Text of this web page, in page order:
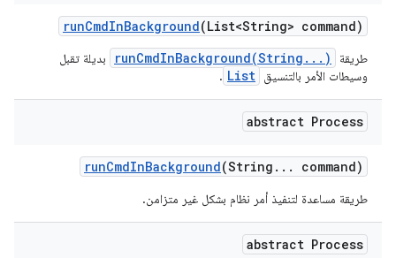
runCmdInBackground(List<String> command)
طريقة runCmdInBackground(String...)
بديلة تقبل
وسيطات الأمر بالتنسيق List
.
abstract Process
runCmdInBackground(String . . . command)
طريقة مساعدة لتنفيذ أمر نظام بشكل غير متزامن.
abstract Process